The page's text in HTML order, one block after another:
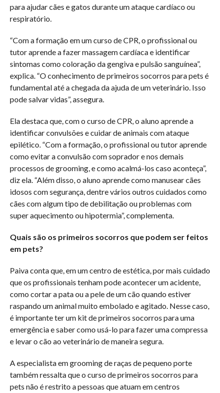
para ajudar cães e gatos durante um ataque cardíaco ou
respiratório.
“Com a formação em um curso de CPR, o profissional ou
tutor aprende a fazer massagem cardíaca e identificar
sintomas como coloração da gengiva e pulsão sanguínea”,
explica. “O conhecimento de primeiros socorros para pets é
fundamental até a chegada da ajuda de um veterinário. Isso
pode salvar vidas”, assegura.
Ela destaca que, com o curso de CPR, o aluno aprende a
identificar convulsões e cuidar de animais com ataque
epilético. “Com a formação, o profissional ou tutor aprende
como evitar a convulsão com soprador e nos demais
processos de grooming, e como acalmá-los caso aconteça”,
diz ela. “Além disso, o aluno aprende como manusear cães
idosos com segurança, dentre vários outros cuidados como
cães com algum tipo de debilitação ou problemas com
super aquecimento ou hipotermia”, complementa.
Quais são os primeiros socorros que podem ser feitos
em pets?
Paiva conta que, em um centro de estética, por mais cuidado
que os profissionais tenham pode acontecer um acidente,
como cortar a pata ou a pele de um cão quando estiver
raspando um animal muito embolado e agitado. Nesse caso,
é importante ter um kit de primeiros socorros para uma
emergência e saber como usá-lo para fazer uma compressa
e levar o cão ao veterinário de maneira segura.
A especialista em grooming de raças de pequeno porte
também ressalta que o curso de primeiros socorros para
pets não é restrito a pessoas que atuam em centros